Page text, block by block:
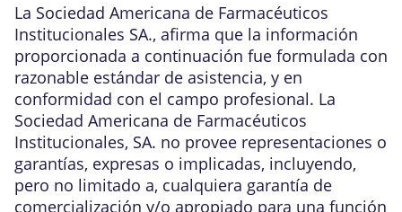
La Sociedad Americana de Farmacéuticos
Institucionales SA., afirma que la información
proporcionada a continuación fue formulada con
razonable estándar de asistencia, y en
conformidad con el campo profesional. La
Sociedad Americana de Farmacéuticos
Institucionales, SA. no provee representaciones o
garantías, expresas o implicadas, incluyendo,
pero no limitado a, cualquiera garantía de
comercialización y/o apropiado para una función